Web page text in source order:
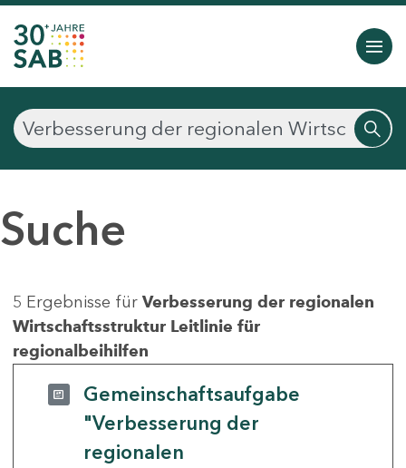
Suche
5 Ergebnisse für Verbesserung der regionalen
Wirtschaftsstruktur Leitlinie für
regionalbeihilfen
Gemeinschaftsaufgabe
"Verbesserung der
regionalen